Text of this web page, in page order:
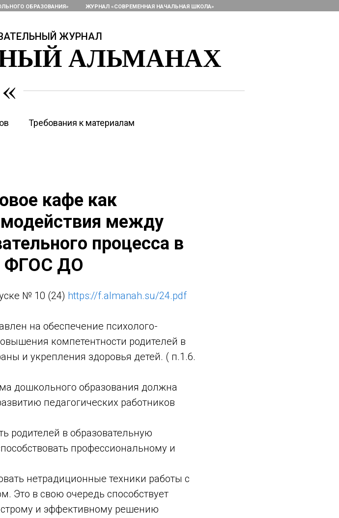
ОБРАЗОВАНИЯ» ЖУРНАЛ «СОВРЕМЕННАЯ НАЧАЛЬНАЯ ШКОЛА»
ЖУРНАЛ
АЛЬМАНАХ
«
Требования к материалам
кафе как
между
процесса в
ФГОС ДО
№ 10 (24) https://f.almanah.su/24.pdf
на обеспечение психолого-
компетентности родителей в
и укрепления здоровья детей. ( п.1.6.
дошкольного образования должна
педагогических работников
родителей в образовательную
профессиональному и
нетрадиционные техники работы с
Это в свою очередь способствует
и эффективному решению